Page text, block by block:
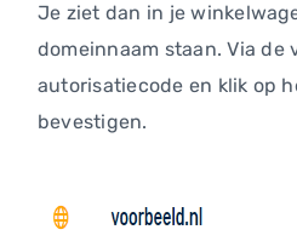
Je ziet dan in je
domeinnaam staan. Via de
autorisatiecode en klik op
bevestigen.